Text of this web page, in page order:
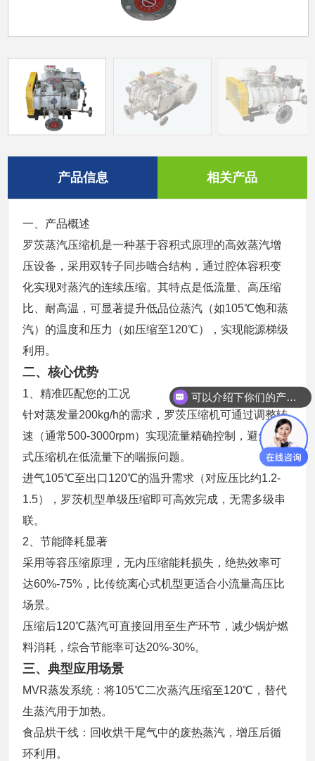
产品信息 相关产品
一、产品概述
罗茨蒸汽压缩机是一种基于容积式原理的高效蒸汽增
压设备，采用双转子同步啮合结构，通过腔体容积变
化实现对蒸汽的连续压缩。其特点是低流量、高压缩
比、耐高温，可显著提升低品位蒸汽（如105℃饱和蒸
汽）的温度和压力（如压缩至120℃），实现能源梯级
利用。
二、核心优势
1、精准匹配您的工况
针对蒸发量200kg/h的需求，罗茨压缩机可通过调整转
速（通常500-3000rpm）实现流量精确控制，避免离心
式压缩机在低流量下的喘振问题。
进气105℃至出口120℃的温升需求（对应压比约1.2-
1.5），罗茨机型单级压缩即可高效完成，无需多级串
联。
2、节能降耗显著
采用等容压缩原理，无内压缩能耗损失，绝热效率可
达60%-75% ，比传统离心式机型更适合小流量高压比
场景。
压缩后120℃蒸汽可直接回用至生产环节，减少锅炉燃
料消耗，综合节能率可达20%-30%。
三、典型应用场景
MVR蒸发系统：将105℃二次蒸汽压缩至120℃，替代
生蒸汽用于加热。
食品烘干线：回收烘干尾气中的废热蒸汽，增压后循
环利用。
可以介绍下你们的产品么？